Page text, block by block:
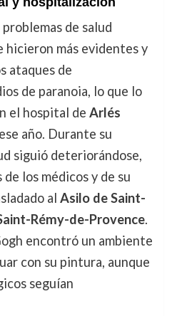
de salud
hicieron más evidentes y
ataques de
de paranoia, lo que lo
el hospital de Arlés
año. Durante su
siguió deteriorándose,
los médicos y de su
al Asilo de Saint-
Rémy-de-Provence.
encontró un ambiente
con su pintura, aunque
seguían